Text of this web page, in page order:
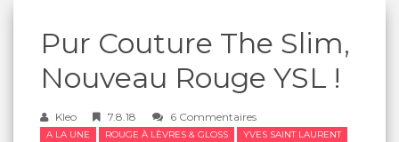
Pur Couture The Slim,
Nouveau Rouge YSL !
Kleo 7.8.18 6 Commentaires
A LA UNE ROUGE À LÈVRES & GLOSS YVES SAINT LAURENT